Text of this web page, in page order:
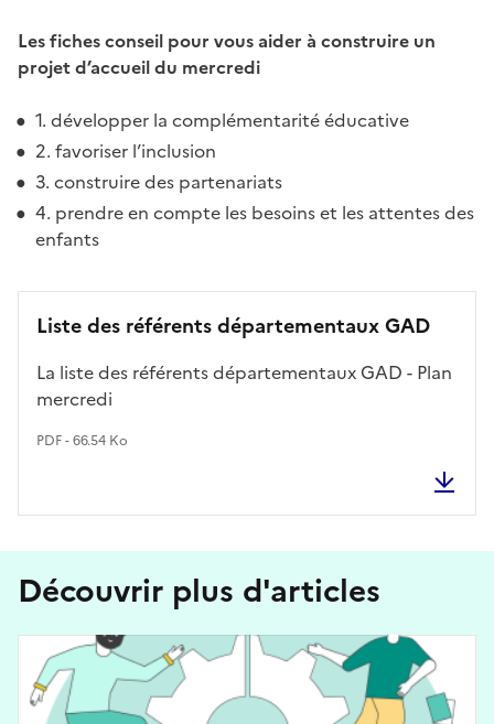
Les fiches conseil pour vous aider à construire un
projet d’accueil du mercredi
1. développer la complémentarité éducative
2. favoriser l’inclusion
3. construire des partenariats
4. prendre en compte les besoins et les attentes des
enfants
Liste des référents départementaux GAD
La liste des référents départementaux GAD - Plan
mercredi
PDF - 66.54 Ko
Découvrir plus d'articles